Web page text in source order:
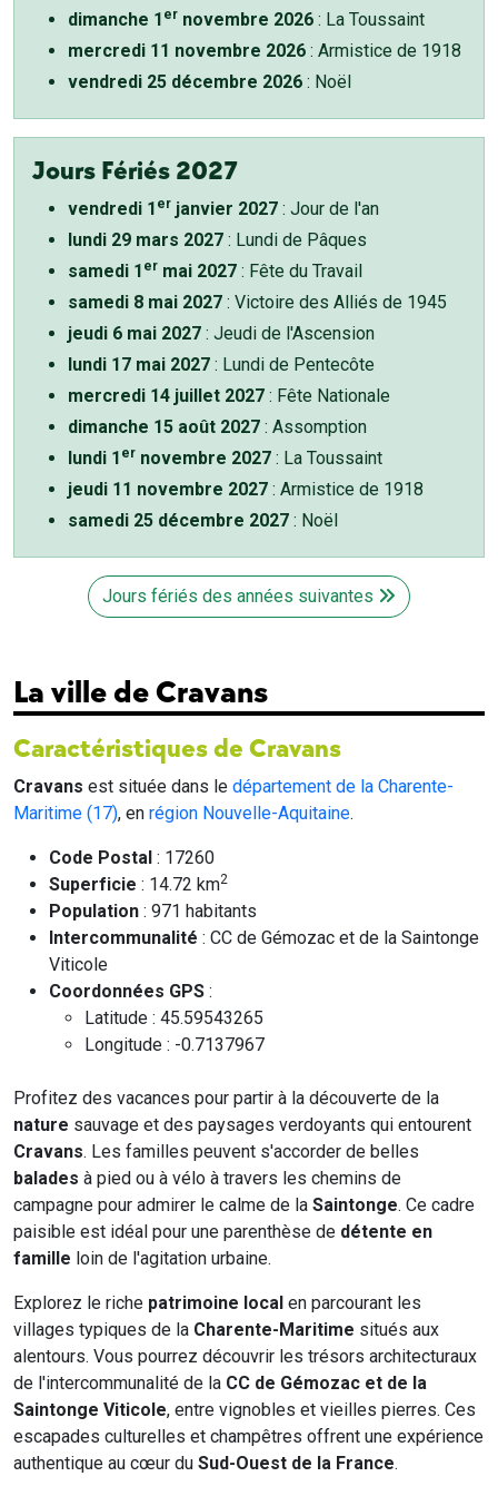
dimanche 1 er novembre 2026 : La Toussaint
mercredi 11 novembre 2026 : Armistice de 1918
vendredi 25 décembre 2026 : Noël
Jours Fériés 2027
vendredi 1 er janvier 2027 : Jour de l'an
lundi 29 mars 2027 : Lundi de Pâques
samedi 1 er mai 2027 : Fête du Travail
samedi 8 mai 2027 : Victoire des Alliés de 1945
jeudi 6 mai 2027 : Jeudi de l'Ascension
lundi 17 mai 2027 : Lundi de Pentecôte
mercredi 14 juillet 2027 : Fête Nationale
dimanche 15 août 2027 : Assomption
lundi 1 er novembre 2027 : La Toussaint
jeudi 11 novembre 2027 : Armistice de 1918
samedi 25 décembre 2027 : Noël
Jours fériés des années suivantes
La ville de Cravans
Caractéristiques de Cravans
Cravans est située dans le département de la Charente-
Maritime (17), en région Nouvelle-Aquitaine.
Code Postal : 17260
Superficie : 14.72 km2
Population : 971 habitants
Intercommunalité : CC de Gémozac et de la Saintonge
Viticole
Coordonnées GPS :
Latitude : 45.59543265
Longitude : -0.7137967
Profitez des vacances pour partir à la découverte de la
nature sauvage et des paysages verdoyants qui entourent
Cravans. Les familles peuvent s'accorder de belles
balades à pied ou à vélo à travers les chemins de
campagne pour admirer le calme de la Saintonge. Ce cadre
paisible est idéal pour une parenthèse de détente en
famille loin de l'agitation urbaine.
Explorez le riche patrimoine local en parcourant les
villages typiques de la Charente-Maritime situés aux
alentours. Vous pourrez découvrir les trésors architecturaux
de l'intercommunalité de la CC de Gémozac et de la
Saintonge Viticole, entre vignobles et vieilles pierres. Ces
escapades culturelles et champêtres offrent une expérience
authentique au cœur du Sud-Ouest de la France.